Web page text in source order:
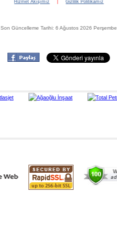
Hizmet Akışımız Gizlilik Politikamız
Son Güncelleme Tarihi: 6 Ağustos 2026 Perşembe